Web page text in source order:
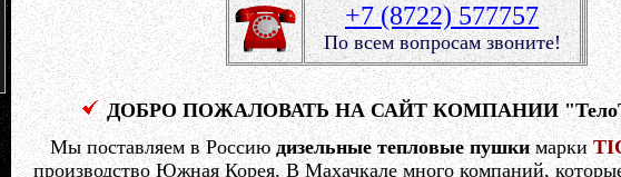
+7 (8722) 577757
По всем вопросам звоните!
ДОБРО ПОЖАЛОВАТЬ НА САЙТ КОМПАНИИ
Мы поставляем в Россиюдизельные тепловые пушкимарки
производство Южная Корея. В Махачкале много компаний,